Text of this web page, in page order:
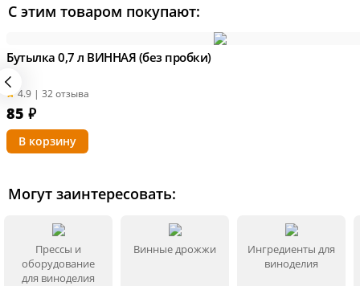
С этим товаром покупают:
Бутылка 0,7 л ВИННАЯ (без пробки)
4.9 | 32 отзыва
85 ₽
Могут заинтересовать:
Прессы и
оборудование
для виноделия
Винные дрожжи
Ингредиенты для
виноделия